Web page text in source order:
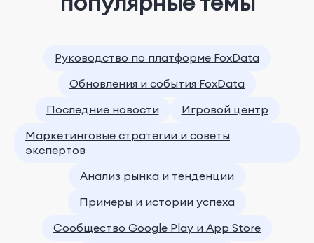
Руководство по платформе FoxData
Обновления и события FoxData
Последние новости
Игровой центр
Маркетинговые стратегии и советы
экспертов
Анализ рынка и тенденции
Примеры и истории успеха
Сообщество Google Play и App Store